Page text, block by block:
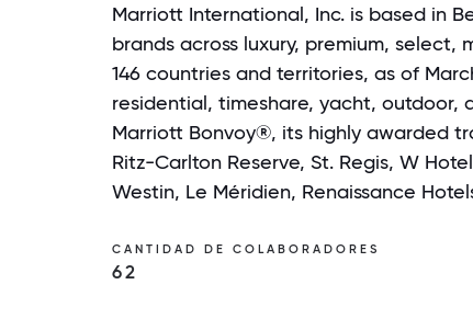
Marriott International, Inc. is based in
brands across luxury, premium,
146 countries and territories, as of
residential, timeshare, yacht, outdoor,
Marriott Bonvoy®, its highly awarded
Ritz-Carlton Reserve, St. Regis, W
Westin, Le Méridien, Renaissance
CANTIDAD DE COLABORADORES
62